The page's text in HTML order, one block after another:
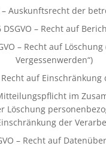
– Auskunftsrecht der
DSGVO – Recht auf
– Recht auf Löschung
Vergessenwerden“)
Recht auf
im
Löschung
der
– Recht auf